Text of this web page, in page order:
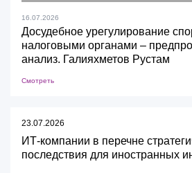
16.07.2026
Досудебное урегулирование
налоговыми органами –
анализ. Галияхметов Рустам
Смотреть
23.07.2026
ИТ-компании в перечне
последствия для иностранных